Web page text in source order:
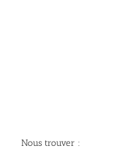
Nous trouver :